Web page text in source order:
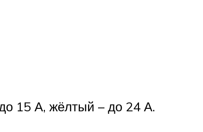
15 А, жёлтый – до 24 А.